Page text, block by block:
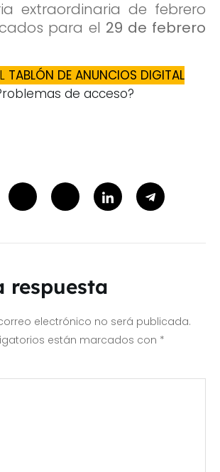
extraordinaria de febrero
para el 29 de febrero
TABLÓN DE ANUNCIOS DIGITAL
de acceso?
respuesta
electrónico no será publicada.
están marcados con *